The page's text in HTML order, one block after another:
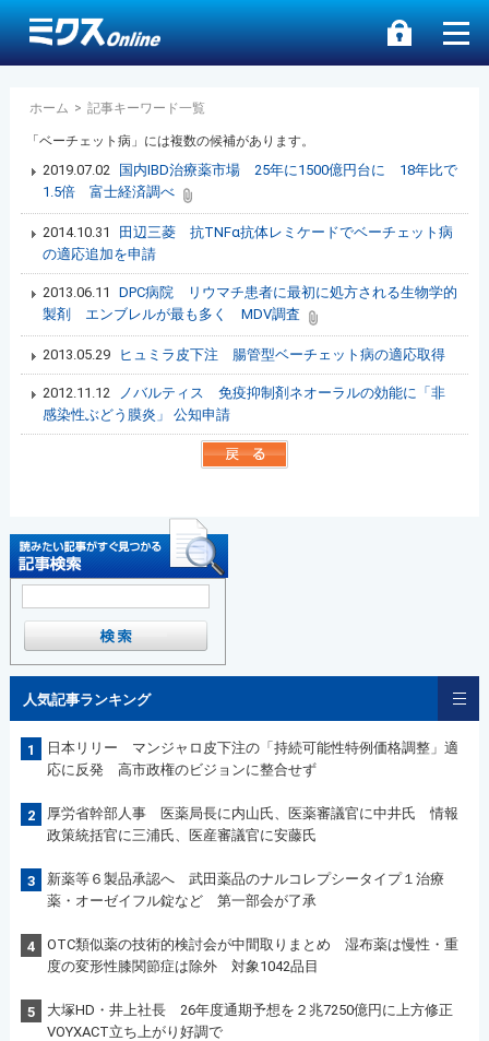
ホーム > 記事キーワード一覧
「ベーチェット病」には複数の候補があります。
2019.07.02
国内IBD治療薬市場 25年に1500億円台に 18年比で
1.5倍 富士経済調べ
2014.10.31
田辺三菱 抗TNFα抗体レミケードでベーチェット病
の適応追加を申請
2013.06.11
DPC病院 リウマチ患者に最初に処方される生物学的
製剤 エンブレルが最も多く MDV調査
2013.05.29 ヒュミラ皮下注 腸管型ベーチェット病の適応取得
2012.11.12
ノバルティス 免疫抑制剤ネオーラルの効能に「非
感染性ぶどう膜炎」 公知申請
人気記事ランキング
1
日本リリー マンジャロ皮下注の「持続可能性特例価格調整」適
応に反発 高市政権のビジョンに整合せず
2
厚労省幹部人事 医薬局長に内山氏、医薬審議官に中井氏 情報
政策統括官に三浦氏、医産審議官に安藤氏
3
新薬等６製品承認へ 武田薬品のナルコレプシータイプ１治療
薬・オーゼイフル錠など 第一部会が了承
4
OTC類似薬の技術的検討会が中間取りまとめ 湿布薬は慢性・重
度の変形性膝関節症は除外 対象1042品目
5
大塚HD・井上社長 26年度通期予想を２兆7250億円に上方修正
VOYXACT立ち上がり好調で